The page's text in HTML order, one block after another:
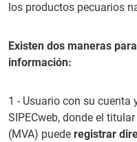
los productos pecuarios
Existen dos maneras
información:
1 - Usuario con su
SIPECweb, donde el
(MVA) puede registrar